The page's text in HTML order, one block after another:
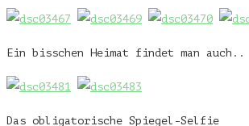
Ein bisschen Heimat findet man auch..
Das obligatorische Spiegel-Selfie